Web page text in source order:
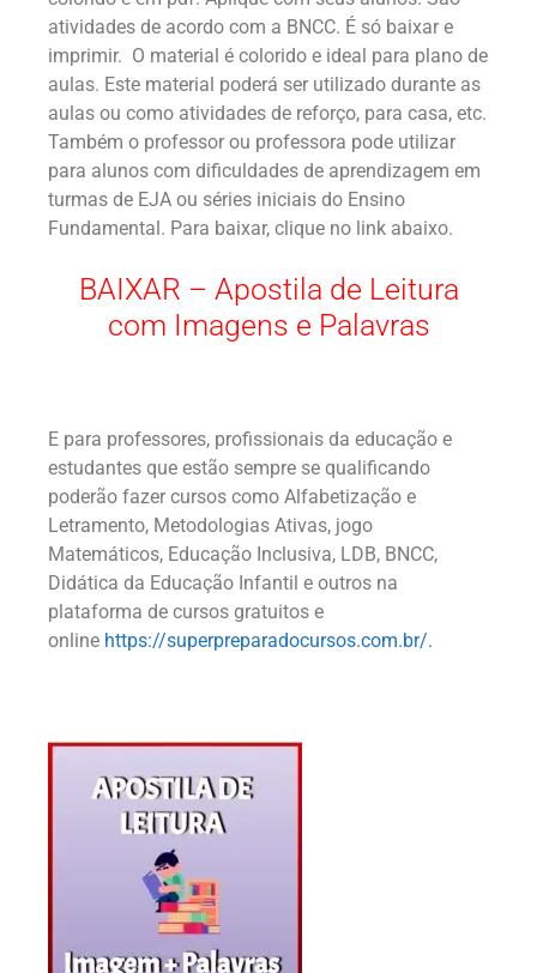
atividades de acordo com a BNCC. É só baixar e
imprimir. O material é colorido e ideal para plano de
aulas. Este material poderá ser utilizado durante as
aulas ou como atividades de reforço, para casa, etc.
Também o professor ou professora pode utilizar
para alunos com dificuldades de aprendizagem em
turmas de EJA ou séries iniciais do Ensino
Fundamental. Para baixar, clique no link abaixo.
BAIXAR – Apostila de Leitura
com Imagens e Palavras
E para professores, profissionais da educação e
estudantes que estão sempre se qualificando
poderão fazer cursos como Alfabetização e
Letramento, Metodologias Ativas, jogo
Matemáticos, Educação Inclusiva, LDB, BNCC,
Didática da Educação Infantil e outros na
plataforma de cursos gratuitos e
online https://superpreparadocursos.com.br/.